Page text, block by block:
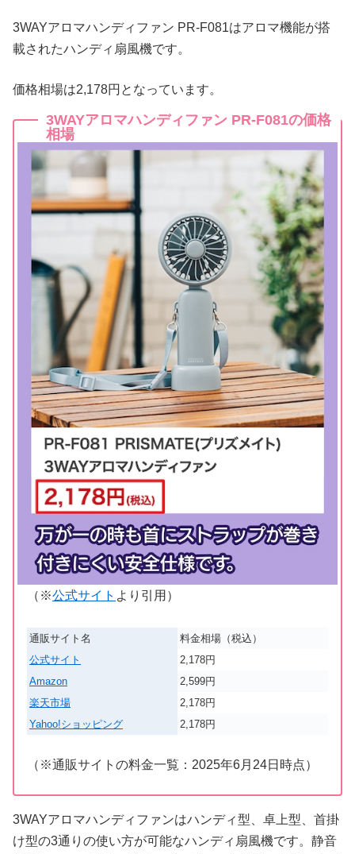
3WAYアロマハンディファン PR-F081はアロマ機能が搭
載されたハンディ扇風機です。
価格相場は2,178円となっています。
3WAYアロマハンディファン PR-F081の価格
相場
（※公式サイト より引用）
通販サイト名
料金相場（税込）
公式サイト
2,178円
Amazon
2,599円
楽天市場
2,178円
Yahoo!ショッピング
2,178円
（※通販サイトの料金一覧：2025年6月24日時点）
3WAYアロマハンディファンはハンディ型、卓上型、首掛
け型の3通りの使い方が可能なハンディ扇風機です。静音